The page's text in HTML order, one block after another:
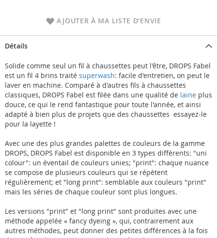
AJOUTER À MA LISTE D’ENVIE
Détails
Solide comme seul un fil à chaussettes peut l'être, DROPS Fabel
est un fil 4 brins traité superwash: facile d'entretien, on peut le
laver en machine. Comparé à d'autres fils à chaussettes
classiques, DROPS Fabel est filée dans une qualité de laine plus
douce, ce qui le rend fantastique pour toute l'année, et ainsi
adapté à bien plus de projets que des chaussettes  essayez-le
pour la layette !
Avec une des plus grandes palettes de couleurs de la gamme
DROPS, DROPS Fabel est disponible en 3 types différents: "uni
colour": un éventail de couleurs unies; "print": chaque nuance
se compose de plusieurs couleurs qui se répètent
régulièrement; et "long print": semblable aux couleurs "print"
mais les séries de chaque couleur sont plus longues.
Les versions "print" et "long print" sont produites avec une
méthode appelée « fancy dyeing », qui, contrairement aux
autres méthodes, peut donner des petites différences à la fois